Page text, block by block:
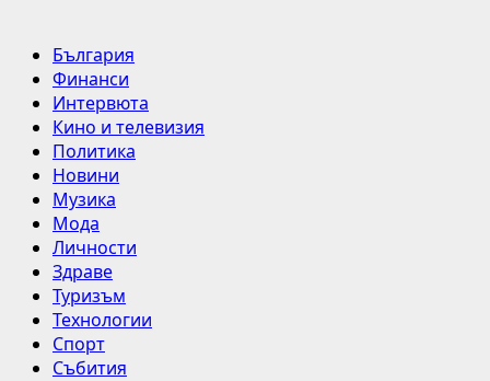
Primary
Menu
България
Финанси
Интервюта
Кино и телевизия
Политика
Новини
Музика
Мода
Личности
Здраве
Туризъм
Технологии
Спорт
Събития